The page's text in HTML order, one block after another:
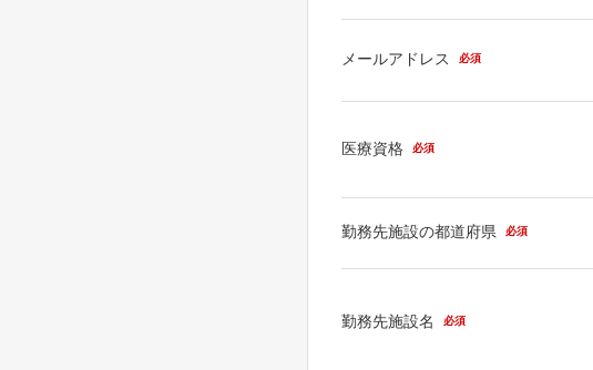
メールアドレス 必須
医療資格 必須
勤務先施設の都道府県 必須
勤務先施設名 必須